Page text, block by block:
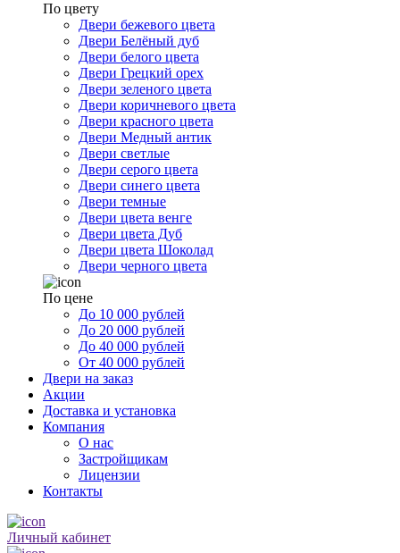
По цвету
Двери бежевого цвета
Двери Белёный дуб
Двери белого цвета
Двери Грецкий орех
Двери зеленого цвета
Двери коричневого цвета
Двери красного цвета
Двери Медный антик
Двери светлые
Двери серого цвета
Двери синего цвета
Двери темные
Двери цвета венге
Двери цвета Дуб
Двери цвета Шоколад
Двери черного цвета
По цене
До 10 000 рублей
До 20 000 рублей
До 40 000 рублей
От 40 000 рублей
Двери на заказ
Акции
Доставка и установка
Компания
О нас
Застройщикам
Лицензии
Контакты
Личный кабинет